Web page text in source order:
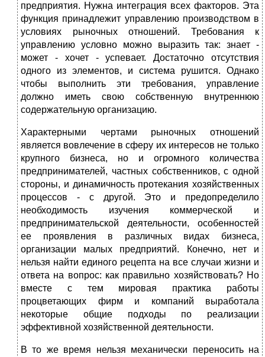
предприятия. Нужна интеграция всех факторов. Эта
функция принадлежит управлению производством в
условиях рыночных отношений. Требования к
управлению условно можно выразить так: знает -
может - хочет - успевает. Достаточно отсутствия
одного из элементов, и система рушится. Однако
чтобы выполнить эти требования, управление
должно иметь свою собственную внутреннюю
содержательную организацию.
Характерными чертами рыночных отношений
является вовлечение в сферу их интересов не только
крупного бизнеса, но и огромного количества
предпринимателей, частных собственников, с одной
стороны, и динамичность протекания хозяйственных
процессов - с другой. Это и предопределило
необходимость изучения коммерческой и
предпринимательской деятельности, особенностей
ее проявления в различных видах бизнеса,
организации малых предприятий. Конечно, нет и
нельзя найти единого рецепта на все случаи жизни и
ответа на вопрос: как правильно хозяйствовать? Но
вместе с тем мировая практика работы
процветающих фирм и компаний выработала
некоторые общие подходы по реализации
эффективной хозяйственной деятельности.
В то же время нельзя механически переносить на